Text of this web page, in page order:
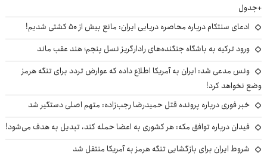
+جدول
ادعای سنتکام درباره محاصره دریایی ایران: مانع بیش از ۵۰ کشتی شدیم!
ورود ترکیه به باشگاه جنگنده‌های رادارگریز نسل پنجم؛ هند عقب ماند
ونس مدعی شد: ایران به آمریکا اطلاع داده که عوارض تردد برای تنگه هرمز
وضع نخواهد کرد!
خبر فوری درباره پرونده قتل حمیدرضا رجب‌زاده: متهم اصلی دستگیر شد
فیدان درباره توافق مکه: هر کشوری به اعضا حمله کند، تبدیل به هدف می‌شود!
شروط ایران برای بازگشایی تنگه هرمز به آمریکا منتقل شد